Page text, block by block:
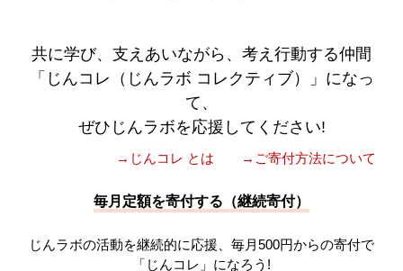
共に学び、支えあいながら、考え行動する仲間
「じんコレ（じんラボ コレクティブ）」になっ
て、
ぜひじんラボを応援してください!
→じんコレ とは →ご寄付方法について
毎月定額を寄付する（継続寄付）
じんラボの活動を継続的に応援、毎月500円からの寄付で
「じんコレ」になろう!